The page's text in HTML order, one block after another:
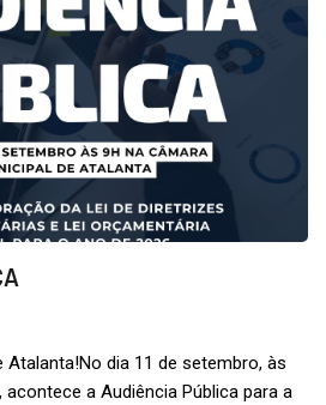
dia 11 de setembro, às
acontece a Audiência Pública para a